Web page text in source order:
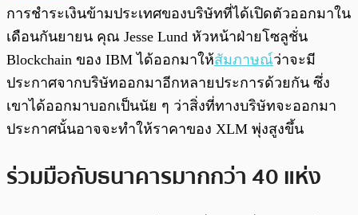
การชำระเงินข้ามประเทศของบริษัทที่ได้เปิดตัวออกมาใน
เดือนกันยายน คุณ Jesse Lund หัวหน้าฝ่ายโซลูชั่น
Blockchain ของ IBM ได้ออกมาให้สัมภาษณ์ว่าจะมี
ประกาศจากบริษัทออกมาอีกหลายประการด้วยกัน ซึ่ง
เขาได้ออกมาบอกเป็นนัย ๆ ว่าสิ่งที่ทางบริษัทจะออกมา
ประกาศนั้นอาจจะทำให้ราคาของ XLM พุ่งสูงขึ้น
ร่วมมือกับธนาคารมากกว่า 40 แห่ง